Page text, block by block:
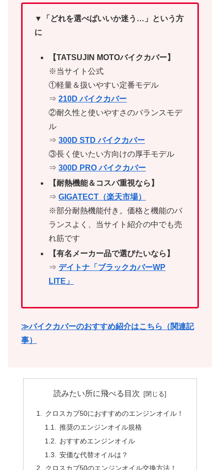
▼「どれを選べばいいか迷う…」という方
に
【TATSUJIN MOTOバイクカバー】
※当サイト公式
①軽量＆扱いやすい定番モデル
⇒210D バイクカバー
②耐久性と使いやすさのバランスモデ
ル
⇒300D STD バイクカバー
③長く使いたい方向けの厚手モデル
⇒300D PRO バイクカバー
【耐熱機能＆コスパ重視なら】
⇒GIGATECT（楽天市場）
※部分耐熱機能付き。価格と機能のバ
ランスよく、当サイト紹介の中でも売
れ筋です
【有名メーカー品で選びたいなら】
⇒ デイトナ「ブラックカバーWP
LITE」
≫バイクカバーのおすすめ紹介はこちら（関連記
事）
読みたい所に飛べる目次
クロスカブ50におすすめのエンジンオイル！
推奨のエンジンオイル規格
おすすめエンジンオイル
安価な代替オイルは？
クロスカブ50のエンジンオイル交換方法！